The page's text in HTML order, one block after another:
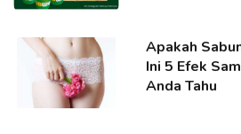
Apakah
Ini 5 Efek
Anda Tahu